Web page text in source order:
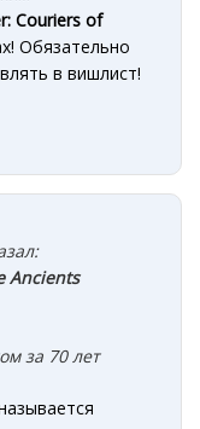
Couriers of
Обязательно
в вишлист!
Ancients
за 70 лет